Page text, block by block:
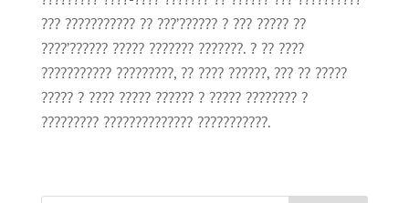
??? ??????????? ?? ???’?????? ? ??? ????? ??
????’?????? ????? ??????? ???????. ? ?? ????
??????????? ?????????, ?? ???? ??????, ??? ?? ?????
????? ? ???? ????? ?????? ? ????? ???????? ?
????????? ?????????????? ???????????.